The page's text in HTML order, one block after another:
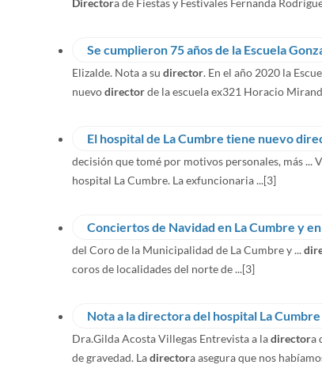
Directora de Fiestas y Festivales Fernanda
Se cumplieron 75 años de la Escuela
Elizalde. Nota a su director. En el año 2020 la
nuevodirectorde la escuela ex321 Horacio
El hospital de La Cumbre tiene nuevo
decisión que tomé por motivos personales, más
hospital La Cumbre. La exfuncionaria ...[3]
Conciertos de Navidad en La Cumbre y en
del Coro de la Municipalidad de La Cumbre y ...
coros de localidades del norte de ...[3]
Nota a la directora del hospital La
Dra.Gilda Acosta Villegas Entrevista a ladirectora
de gravedad. Ladirectora asegura que nos